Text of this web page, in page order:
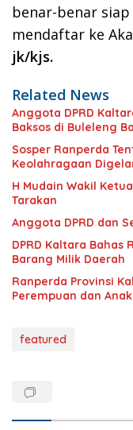
benar-benar
mendaftar ke
jk/kjs.
Related News
Anggota DPRD
Baksos di Buleleng
Sosper Ranperda
Keolahragaan
H Mudain Wakil
Tarakan
Anggota DPRD dan
DPRD Kaltara Bahas
Barang Milik Daerah
Ranperda Provinsi
Perempuan dan
featured